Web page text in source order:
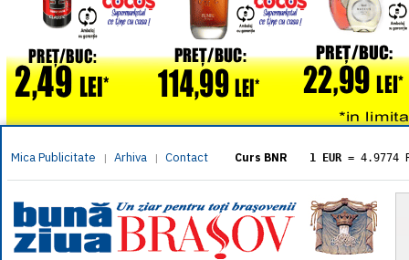
Mica Publicitate | Arhiva | Contact Curs BNR 1 EUR = 4.9774
= 5.8304
1 XAU= 464.4611
1 AED= 1.1933
1 AUD= 2.7957
1 BGN= 2.5449